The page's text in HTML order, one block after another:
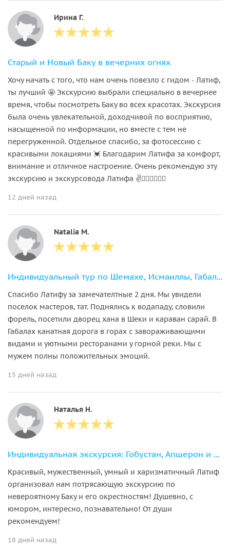
Ирина Г.
Старый и Новый Баку в вечерних огнях
Хочу начать с того, что нам очень повезло с гидом - Латиф,
ты лучший 🤩 Экскурсию выбрали специально в вечернее
время, чтобы посмотреть Баку во всех красотах. Экскурсия
была очень увлекательной, доходчивой по восприятию,
насыщенной по информации, но вместе с тем не
перегруженной. Отдельное спасибо, за фотосессию с
красивыми локациями 💓 Благодарим Латифа за комфорт,
внимание и отличное настроение. Очень рекомендую эту
экскурсию и экскурсовода Латифа ✌️❤️‍🔥❤️‍🔥❤️‍🔥
12 дней назад
Natalia M.
Индивидуальный тур по Шемахе, Исмаиллы, Габала и Шеки (2 дня)
Спасибо Латифу за замечателтные 2 дня. Мы увидели
поселок мастеров, тат. Поднялись к водападу, словили
форель, посетили дворец хана в Шеки и караван сарай. В
Габалах канатная дорога в горах с завораживающими
видами и уютными ресторанами у горной реки. Мы с
мужем полны положительных эмоций.
15 дней назад
Наталья Н.
Индивидуальная экскурсия: Гобустан, Апшерон и храм Атешгях за 1 день
Красивый, мужественный, умный и харизматичный Латиф
организовал нам потрясающую экскурсию по
невероятному Баку и его окрестностям! Душевно, с
юмором, интересно, познавательно! От души
рекомендуем!
18 дней назад